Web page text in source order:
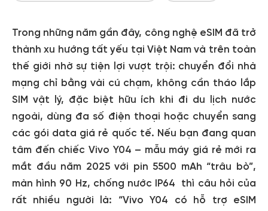
Trong những năm gần đây, công nghệ eSIM đã trở
thành xu hướng tất yếu tại Việt Nam và trên toàn
thế giới nhờ sự tiện lợi vượt trội: chuyển đổi nhà
mạng chỉ bằng vài cú chạm, không cần tháo lắp
SIM vật lý, đặc biệt hữu ích khi đi du lịch nước
ngoài, dùng đa số điện thoại hoặc chuyển sang
các gói data giá rẻ quốc tế. Nếu bạn đang quan
tâm đến chiếc Vivo Y04 – mẫu máy giá rẻ mới ra
mắt đầu năm 2025 với pin 5500 mAh “trâu bò”,
màn hình 90 Hz, chống nước IP64 thì câu hỏi của
rất nhiều người là: “Vivo Y04 có hỗ trợ eSIM